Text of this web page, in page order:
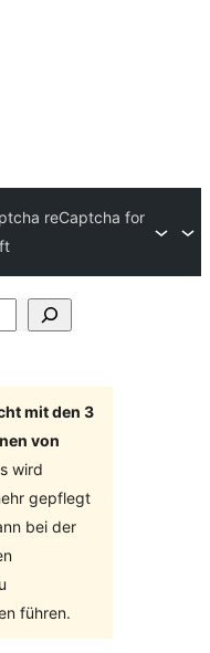
reCaptcha for
mit den 3
von
wird
gepflegt
bei der
führen.